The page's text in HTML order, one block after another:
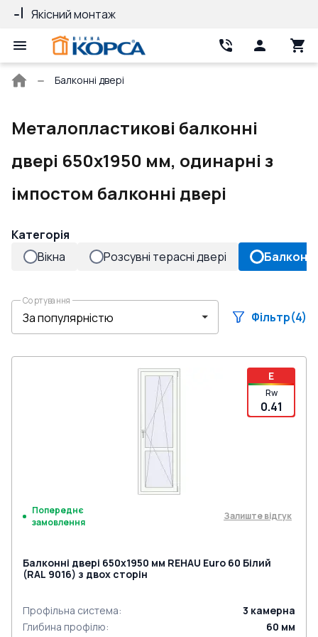
Якісний монтаж
Головна
Балконні двері
Металопластикові балконні
двері 650x1950 мм, одинарні з
імпостом балконні двері
Категорія
Вікна
Розсувні терасні двері
Сортування
Фільтр(4)
E
Rw
0.41
Попереднє
замовлення
Залиште відгук
Балконні двері 650x1950 мм REHAU Euro 60 Білий
(RAL 9016) з двох сторін
Профільна система: 3 камерна
Глибина профілю: 60 мм